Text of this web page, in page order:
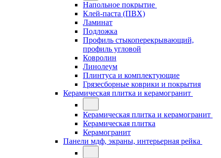
Напольное покрытие
Клей-паста (ПВХ)
Ламинат
Подложка
Профиль стыкоперекрывающий,
профиль угловой
Ковролин
Линолеум
Плинтуса и комплектующие
Грязесборные коврики и покрытия
Керамическая плитка и керамогранит
Керамическая плитка и керамогранит
Керамическая плитка
Керамогранит
Панели мдф, экраны, интерьерная рейка